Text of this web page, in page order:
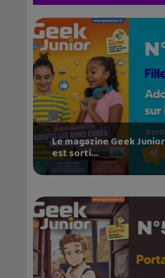
Le magazine Geek
est sorti...